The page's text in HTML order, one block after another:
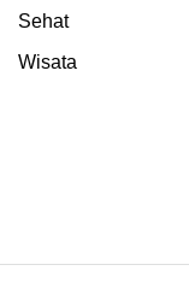
Sehat
Wisata